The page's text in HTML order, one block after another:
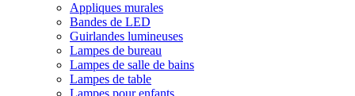
Appliques murales
Bandes de LED
Guirlandes lumineuses
Lampes de bureau
Lampes de salle de bains
Lampes de table
Lampes pour enfants